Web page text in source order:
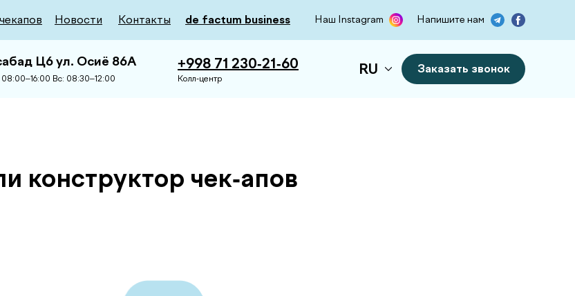
+998 71 230-21-60
Колл-центр
Ц6 ул. Осиё 86А
Вс: 08:30–12:00
Новости Контакты de factum business Наш Instagram Напишите нам
RU Заказать звонок
конструктор чек-апов